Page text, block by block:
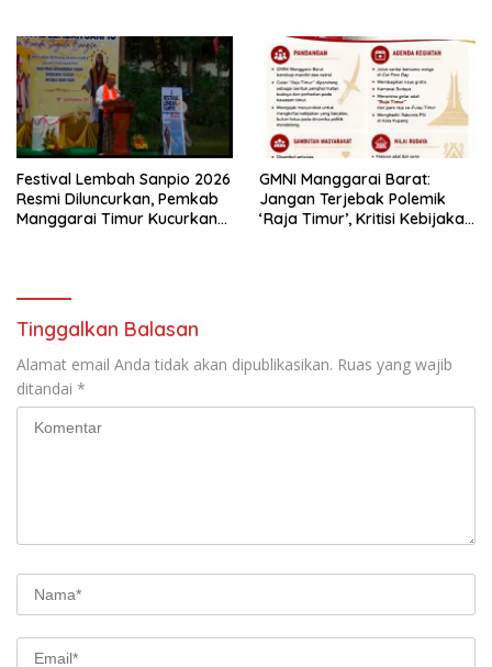
Festival Lembah Sanpio 2026
Resmi Diluncurkan, Pemkab
Manggarai Timur Kucurkan
GMNI Manggarai Barat:
Jangan Terjebak Polemik
‘Raja Timur’, Kritisi Kebijakan
Tinggalkan Balasan
Alamat email Anda tidak akan dipublikasikan. Ruas yang wajib
ditandai *